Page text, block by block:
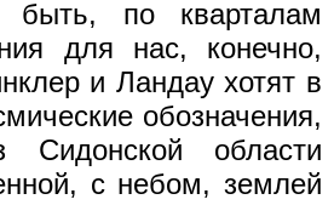
быть, по кварталам
для нас, конечно,
и Ландау хотят в
обозначения,
Сидонской области
с небом, землей